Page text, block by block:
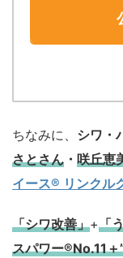
ちなみに、 シワ・
さとさん ・ 咲丘恵
イース® リンクル
「シワ改善」+「
スパワー®No.11＋